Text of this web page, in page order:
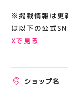
プライバシ
サイトポリシ
出店をご検討
※掲載情報は更
は以下の公式
Xで見る
ショップ名